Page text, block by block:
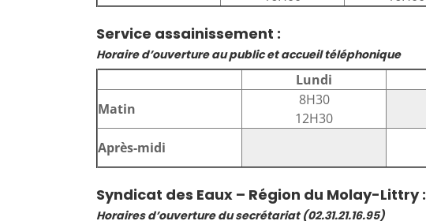
Service assainissement :
Horaire d’ouverture au public et accueil téléphonique
Lundi
Matin
8H30
12H30
Après-midi
Syndicat des Eaux – Région du Molay-Littry :
Horaires d’ouverture du secrétariat (02.31.21.16.95)